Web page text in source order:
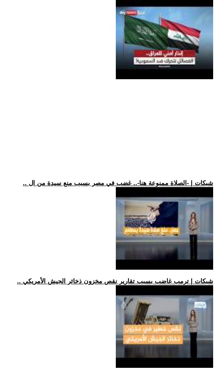
.. شبكات | -الصلاة ممنوعة هنا-.. غضب في مصر بسبب منع سيدة من ال
.. شبكات | ترمب غاضب بسبب تقارير نقص مخزون ذخائر الجيش الأمريكي